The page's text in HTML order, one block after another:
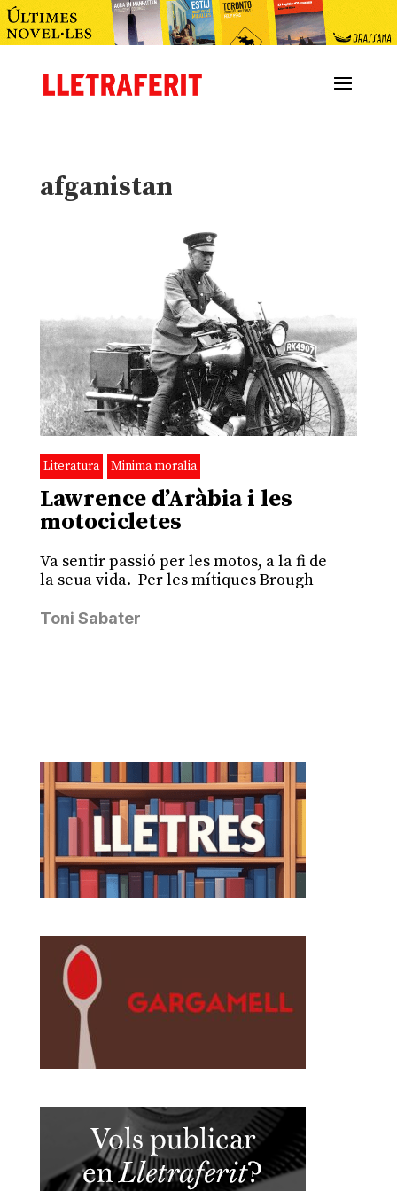
afganistan
Literatura Minima moralia
Lawrence d’Aràbia i les
motocicletes
Va sentir passió per les motos, a la fi de
la seua vida. Per les mítiques Brough
Toni Sabater